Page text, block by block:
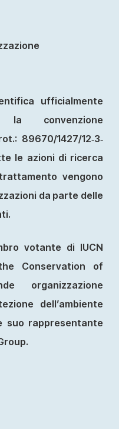
ufficialmente
la convenzione
89670/1427/12‐3‐
le azioni di ricerca
vengono
da parte delle
votante di IUCN
Conservation of
organizzazione
dell’ambiente
suo rappresentante